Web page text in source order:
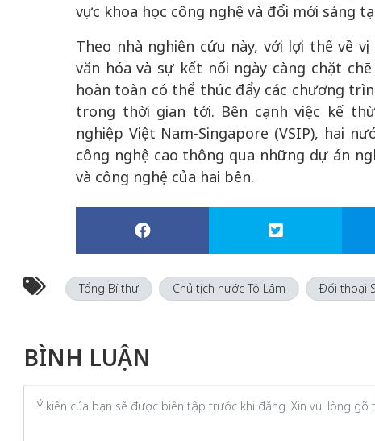
vực khoa học công nghệ và đổi mới sáng
Theo nhà nghiên cứu này, với lợi thế về
văn hóa và sự kết nối ngày càng chặt
hoàn toàn có thể thúc đẩy các chương
trong thời gian tới. Bên cạnh việc kế
nghiệp Việt Nam-Singapore (VSIP), hai
công nghệ cao thông qua những dự án
và công nghệ của hai bên.
Tổng Bí thư Chủ tịch nước Tô Lâm Đối thoại
BÌNH LUẬN